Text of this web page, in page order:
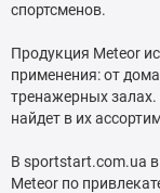
спортсменов.
Продукция Meteor
применения: от
тренажерных залах.
найдет в их
В sportstart.com.ua
Meteor по